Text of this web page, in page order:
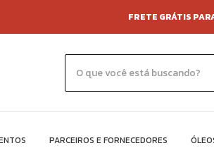
FRETE GRÁTIS
PARCEIROS E FORNECEDORES